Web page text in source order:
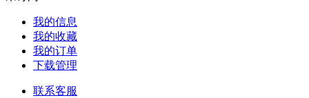
我的信息
我的收藏
我的订单
下载管理
联系客服